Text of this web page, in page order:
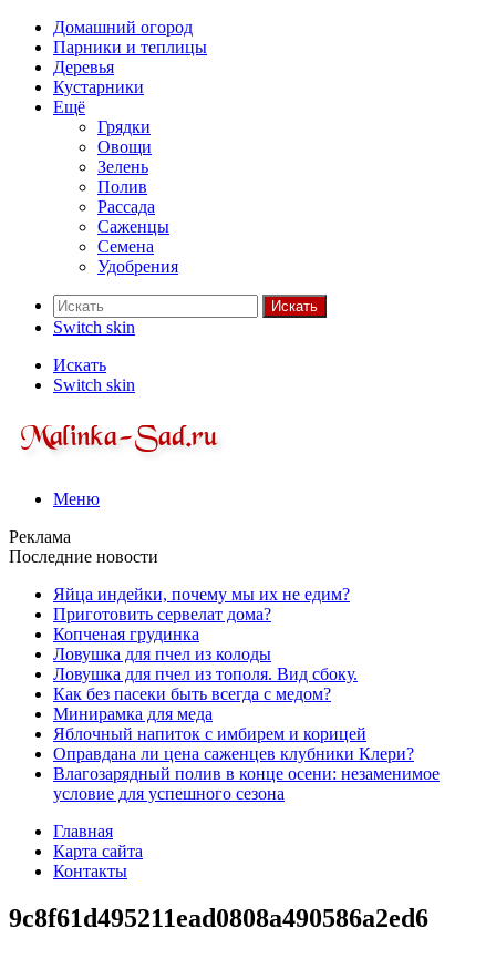
Домашний огород
Парники и теплицы
Деревья
Кустарники
Ещё
Грядки
Овощи
Зелень
Полив
Рассада
Саженцы
Семена
Удобрения
Искать
Switch skin
Искать
Switch skin
Меню
Реклама
Последние новости
Яйца индейки, почему мы их не едим?
Приготовить сервелат⁠⁠ дома?
Копченая грудинка
Ловушка для пчел из колоды
Ловушка для пчел из тополя. Вид сбоку.
Как без пасеки быть всегда с медом?
Минирамка для меда
Яблочный напиток с имбирем и корицей
Оправдана ли цена саженцев клубники Клери?
Влагозарядный полив в конце осени: незаменимое
условие для успешного сезона
Главная
Карта сайта
Контакты
9c8f61d495211ead0808a490586a2ed6